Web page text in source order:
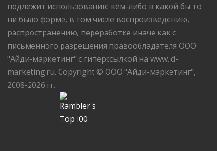
подлежит использованию кем-либо в какой бы то
ни было форме, в том числе воспроизведению,
распространению, переработке иначе как с
письменного разрешения правообладателя ООО
"Айди-маркетинг" с гиперссылкой на www.id-
marketing.ru. Copyright © ООО "Айди-маркетинг",
2008-2026 гг.